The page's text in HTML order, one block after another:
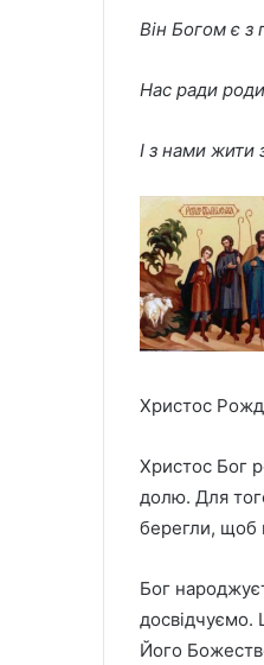
Він Богом є з
Нас ради
І з нами жити
Христос
Христос Бог
долю. Для
берегли, щоб
Бог
Його